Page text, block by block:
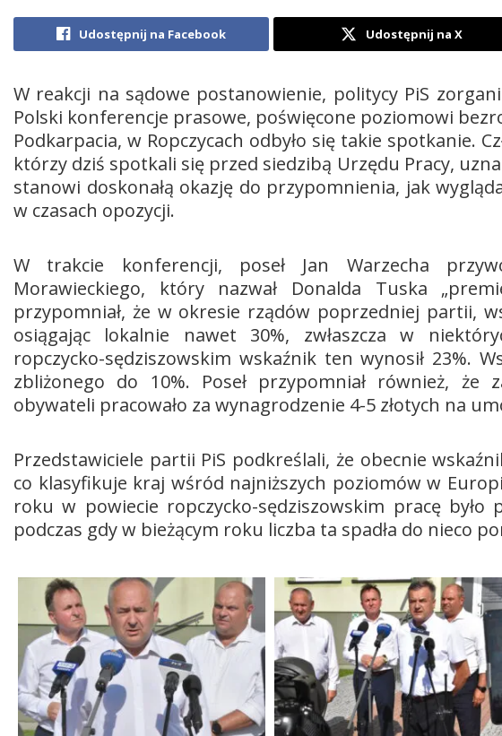
Udostępnij na Facebook Udostępnij na X
W reakcji na sądowe postanowienie, politycy PiS
Polski konferencje prasowe, poświęcone poziomowi
Podkarpacia, w Ropczycach odbyło się takie spotkanie.
którzy dziś spotkali się przed siedzibą Urzędu Pracy,
stanowi doskonałą okazję do przypomnienia, jak
w czasach opozycji.
W trakcie konferencji, poseł Jan Warzecha
Morawieckiego, który nazwał Donalda Tuska
przypomniał, że w okresie rządów poprzedniej partii,
osiągając lokalnie nawet 30%, zwłaszcza w
ropczycko-sędziszowskim wskaźnik ten wynosił 23%.
zbliżonego do 10%. Poseł przypomniał również, że
obywateli pracowało za wynagrodzenie 4-5 złotych na
Przedstawiciele partii PiS podkreślali, że obecnie
co klasyfikuje kraj wśród najniższych poziomów w
roku w powiecie ropczycko-sędziszowskim pracę było
podczas gdy w bieżącym roku liczba ta spadła do nieco